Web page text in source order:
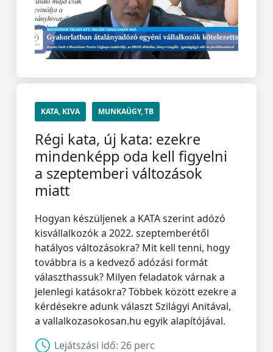
KATA, KIVA MUNKAÜGY, TB
Régi kata, új kata: ezekre
mindenképp oda kell figyelni
a szeptemberi változások
miatt
Hogyan készüljenek a KATA szerint adózó
kisvállalkozók a 2022. szeptemberétől
hatályos változásokra? Mit kell tenni, hogy
továbbra is a kedvező adózási formát
választhassuk? Milyen feladatok várnak a
jelenlegi katásokra? Többek között ezekre a
kérdésekre adunk választ Szilágyi Anitával,
a vallalkozasokosan.hu egyik alapítójával.
Lejátszási idő: 26 perc